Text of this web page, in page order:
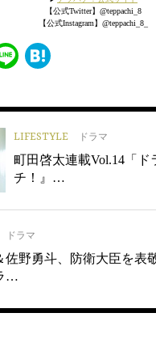
【公式Twitter】@teppachi_8
【公式Instagram】@teppachi_8_
Line
LIFESTYLE ドラマ
町田啓太連載Vol.14「ド
チ！』…
ドラマ
佐野勇斗、防衛大臣を表
…